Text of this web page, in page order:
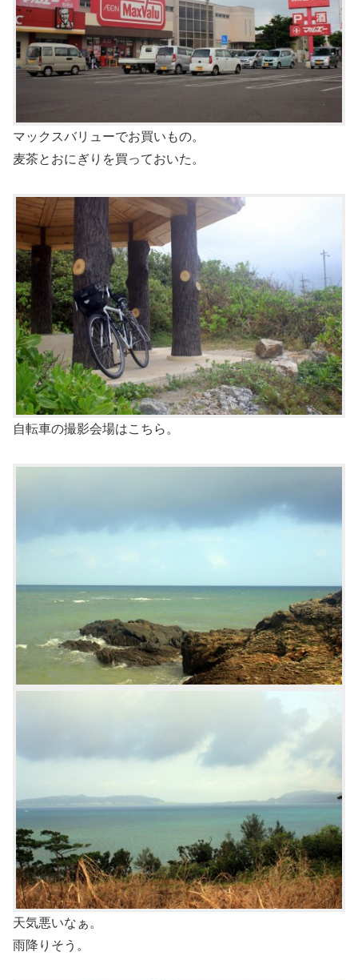
マックスバリューでお買いもの。
麦茶とおにぎりを買っておいた。
自転車の撮影会場はこちら。
天気悪いなぁ。
雨降りそう。